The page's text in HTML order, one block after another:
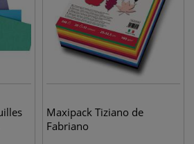
Maxipack Tiziano de
Fabriano